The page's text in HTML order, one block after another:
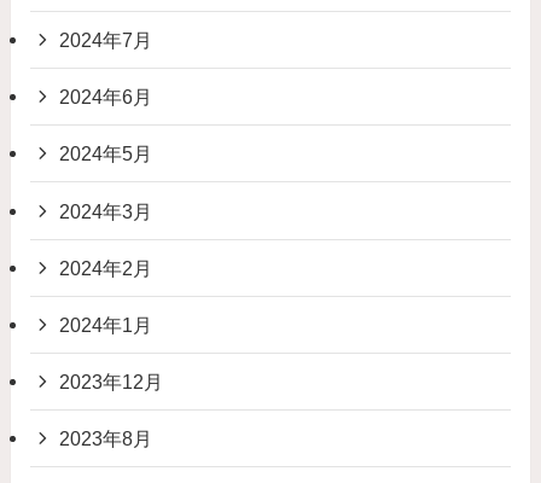
2024年7月
2024年6月
2024年5月
2024年3月
2024年2月
2024年1月
2023年12月
2023年8月